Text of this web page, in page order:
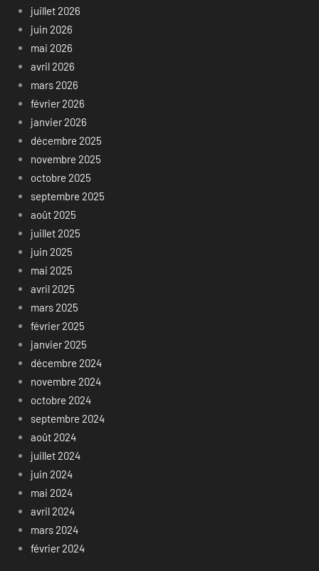
juillet 2026
juin 2026
mai 2026
avril 2026
mars 2026
février 2026
janvier 2026
décembre 2025
novembre 2025
octobre 2025
septembre 2025
août 2025
juillet 2025
juin 2025
mai 2025
avril 2025
mars 2025
février 2025
janvier 2025
décembre 2024
novembre 2024
octobre 2024
septembre 2024
août 2024
juillet 2024
juin 2024
mai 2024
avril 2024
mars 2024
février 2024